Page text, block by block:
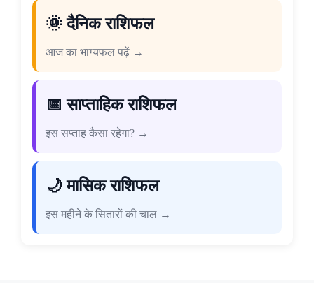
🌞 दैनिक राशिफल
आज का भाग्यफल पढ़ें →
📅 साप्ताहिक राशिफल
इस सप्ताह कैसा रहेगा? →
🌙 मासिक राशिफल
इस महीने के सितारों की चाल →